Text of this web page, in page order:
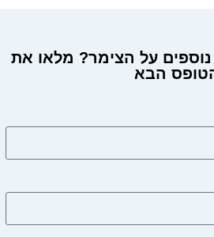
בפרטים על הצימר?
נוספים על הצימר? מלאו את
הבא